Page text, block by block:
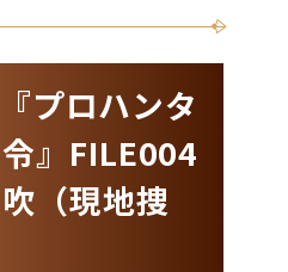
プロハンタ
』FILE004
（現地捜